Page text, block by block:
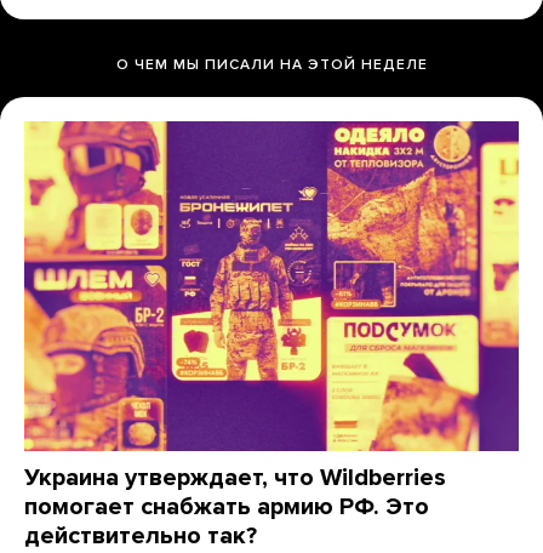
О ЧЕМ МЫ ПИСАЛИ НА ЭТОЙ НЕДЕЛЕ
Украина утверждает, что Wildberries
помогает снабжать армию РФ. Это
действительно так?